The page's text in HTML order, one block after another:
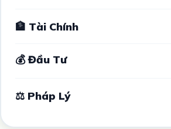
🏦 Tài Chính
💰 Đầu Tư
⚖ Pháp Lý